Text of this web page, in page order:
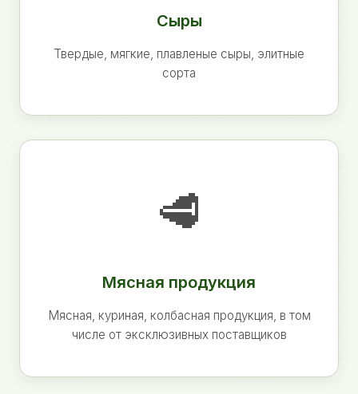
Сыры
Твердые, мягкие, плавленые сыры, элитные
сорта
🥩
Мясная продукция
Мясная, куриная, колбасная продукция, в том
числе от эксклюзивных поставщиков